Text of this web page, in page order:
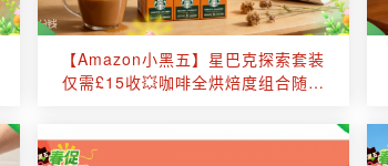
【Amazon小黑五】星巴克探索套装
仅需£15收💥咖啡全烘焙度组合随心